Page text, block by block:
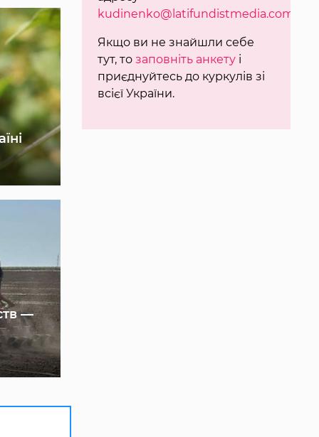
—
kudinenko@latifundistmedia.com
Якщо ви не знайшли себе
тут, то заповніть анкетуі
приєднуйтесь до куркулів зі
всієї України.